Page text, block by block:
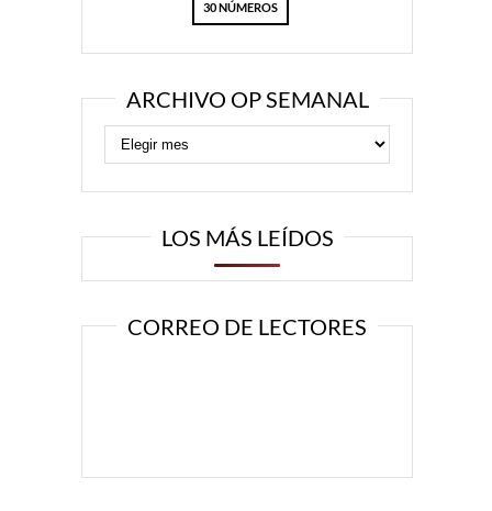
30 NÚMEROS
ARCHIVO OP SEMANAL
LOS MÁS LEÍDOS
CORREO DE LECTORES